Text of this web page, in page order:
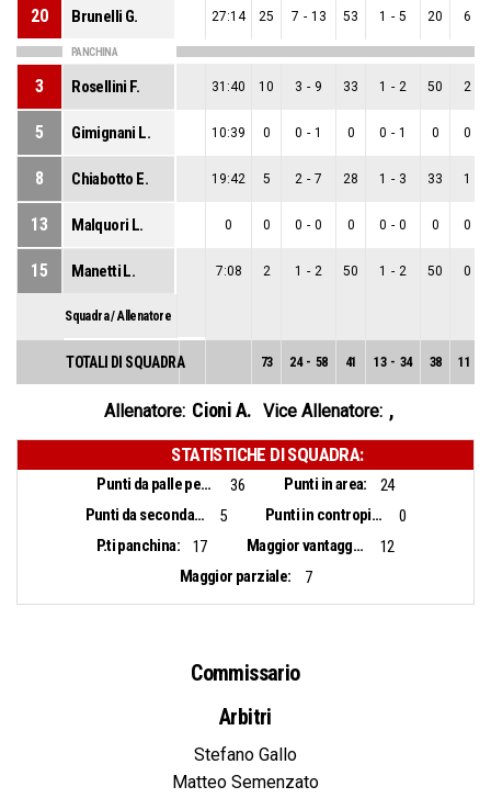
20 Brunelli G. 27:14 25 7 - 13 53 1 - 5 20 6
PANCHINA
3 Rosellini F. 31:40 10 3 - 9 33 1 - 2 50 2
5 Gimignani L. 10:39 0 0 - 1 0 0 - 1 0 0
8 Chiabotto E. 19:42 5 2 - 7 28 1 - 3 33 1
13 Malquori L. 0 0 0 - 0 0 0 - 0 0 0
15 Manetti L. 7:08 2 1 - 2 50 1 - 2 50 0
Squadra / Allenatore
TOTALI DI SQUADRA 73 24 - 58 41 13 - 34 38 11
Allenatore: Cioni A. Vice Allenatore: ,
STATISTICHE DI SQUADRA:
Punti da palle perse: 36 Punti in area:
24
Punti da seconda opportunità:
5 Punti in contropiede:
0
P.ti panchina:
17 Maggior vantaggio:
12
Maggior parziale:
7
Commissario
Arbitri
Stefano Gallo
Matteo Semenzato